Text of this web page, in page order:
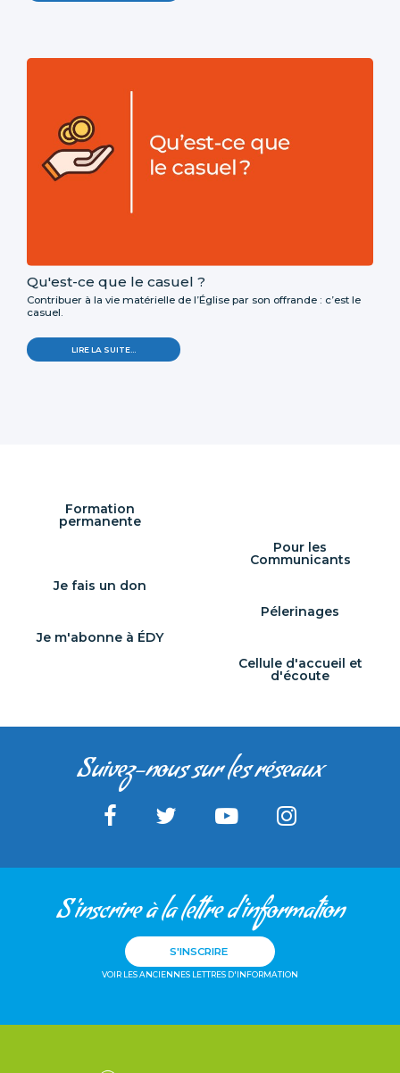
Qu'est-ce que le casuel ?
Contribuer à la vie matérielle de l’Église par son offrande : c’est le
casuel.
LIRE LA SUITE…
Formation
permanente
Pour les
Communicants
Je fais un don
Pélerinages
Je m'abonne à ÉDY
Cellule d'accueil et
d'écoute
Suivez-nous sur les réseaux
S'inscrire à la lettre d'information
S'INSCRIRE
VOIR LES ANCIENNES LETTRES D'INFORMATION